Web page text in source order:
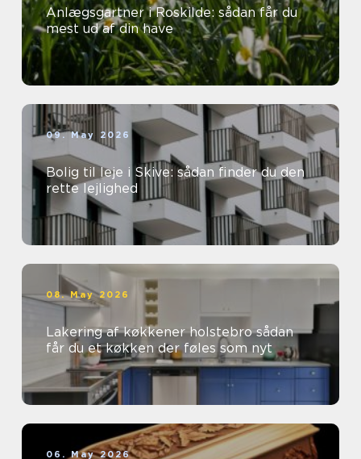
Anlægsgartner i Roskilde: sådan får du
mest ud af din have
09. May 2026
Bolig til leje i Skive: sådan finder du den
rette lejlighed
08. May 2026
Lakering af køkkener holstebro sådan
får du et køkken der føles som nyt
06. May 2026